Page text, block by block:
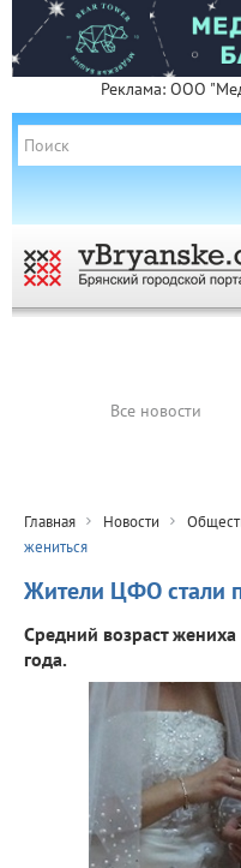
Реклама: ООО
Все новости
Главная Новости
жениться
Жители ЦФО стали
Средний возраст
года.